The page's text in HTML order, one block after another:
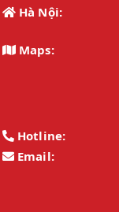
Hà Nội:
Maps:
Hotline:
Email: